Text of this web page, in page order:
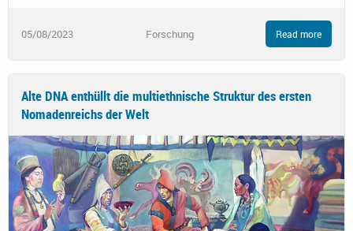
05/08/2023 Forschung Read more
Alte DNA enthüllt die multiethnische Struktur des ersten
Nomadenreichs der Welt